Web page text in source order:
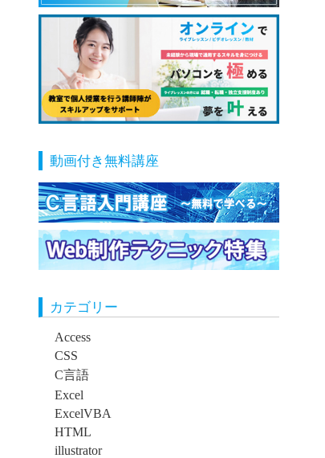
動画付き無料講座
カテゴリー
Access
CSS
C言語
Excel
ExcelVBA
HTML
illustrator